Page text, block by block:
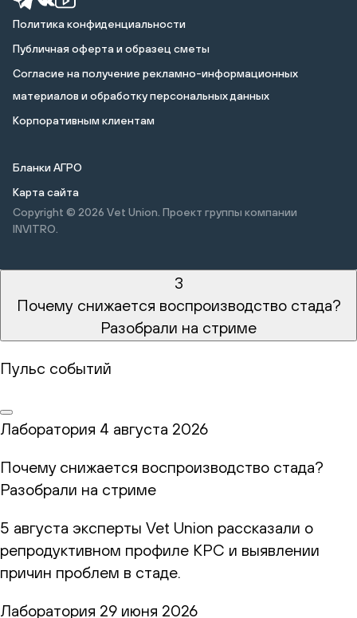
Политика конфиденциальности
Публичная оферта и образец сметы
Cогласие на получение рекламно-информационных
материалов и обработку персональных данных
Корпоративным клиентам
Бланки АГРО
Карта сайта
Copyright © 2026 Vet Union. Проект группы компании
INVITRO.
3
Почему снижается воспроизводство стада?
Разобрали на стриме
Пульс событий
Лаборатория 4 августа 2026
Почему снижается воспроизводство стада?
Разобрали на стриме
5 августа эксперты Vet Union рассказали о
репродуктивном профиле КРС и выявлении
причин проблем в стаде.
Лаборатория 29 июня 2026